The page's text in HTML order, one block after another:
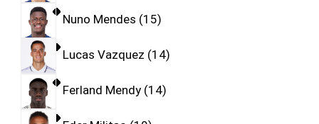
Nuno Mendes 15
Lucas Vazquez 14
Ferland Mendy 14